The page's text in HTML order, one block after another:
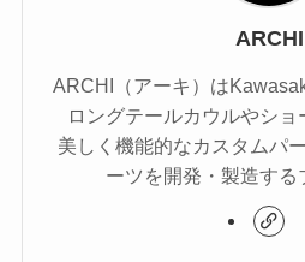
ARCHI
ARCHI（アーキ）は
ロングテールカウルやシ
美しく機能的なカスタムパ
ーツを開発・製造する